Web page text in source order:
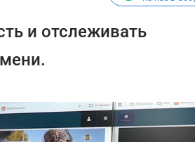
и отслеживать